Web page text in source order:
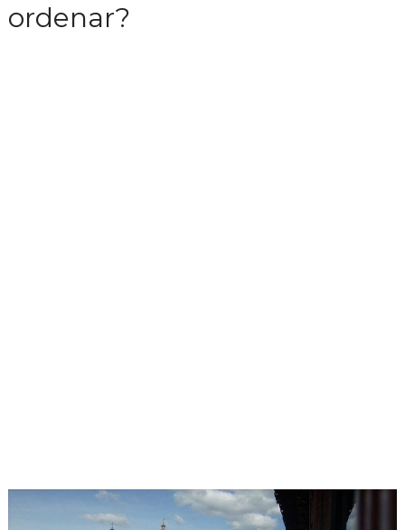
ordenar?